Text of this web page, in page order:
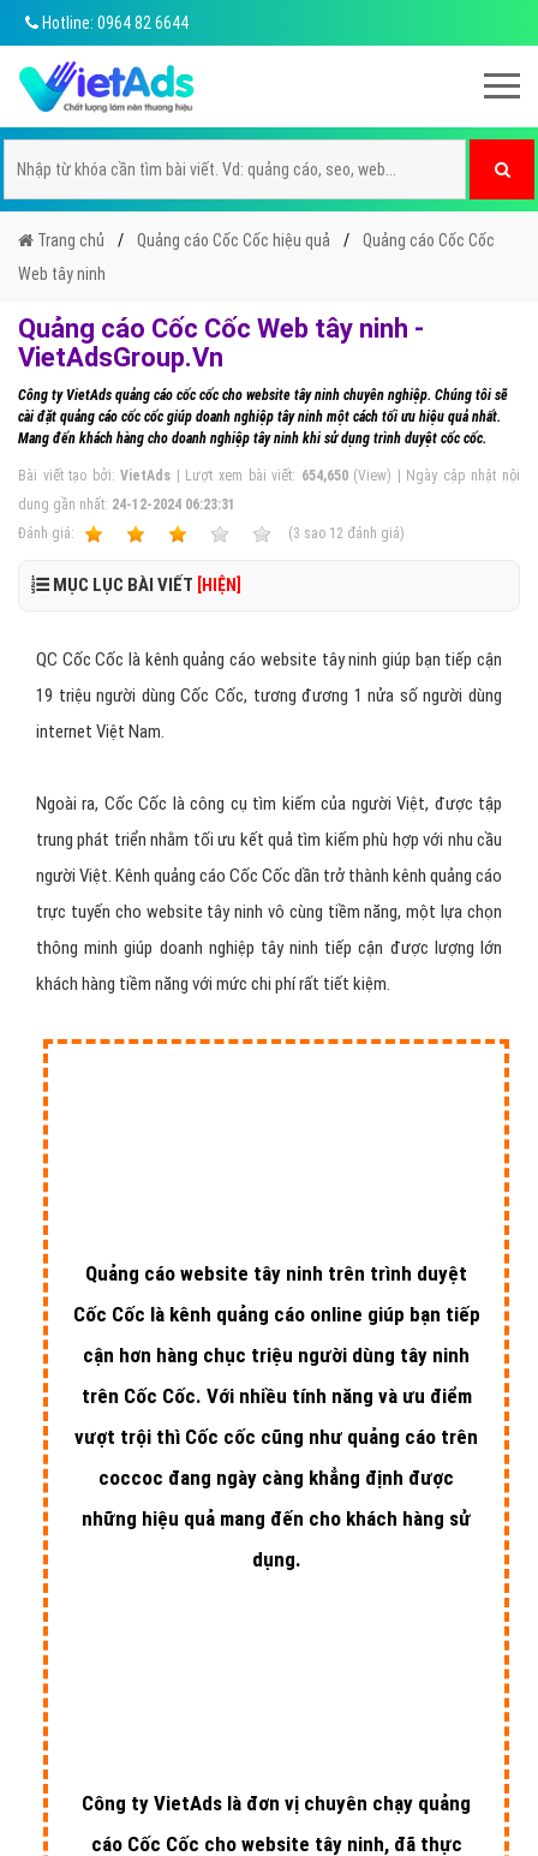
Hotline: 0964 82 6644
Trang chủ Quảng cáo Cốc Cốc hiệu quả
Quảng cáo Cốc Cốc
Web tây ninh
Quảng cáo Cốc Cốc Web tây ninh -
VietAdsGroup.Vn
Công ty VietAds quảng cáo cốc cốc cho website tây ninh chuyên nghiệp. Chúng tôi sẽ
cài đặt quảng cáo cốc cốc giúp doanh nghiệp tây ninh một cách tối ưu hiệu quả nhất.
Mang đến khách hàng cho doanh nghiệp tây ninh khi sử dụng trình duyệt cốc cốc.
Bài viết tạo bởi:VietAds | Lượt xem bài viết: 654,650(View) | Ngày cập nhật nội
dung gần nhất: 24-12-2024 06:23:31
Ðánh giá:
(3 sao 12 đánh giá)
MỤC LỤC BÀI VIẾT [HIỆN]
QC Cốc Cốc là kênh quảng cáo website tây ninh giúp bạn tiếp cận
19 triệu người dùng Cốc Cốc, tương đương 1 nửa số người dùng
internet Việt Nam.
Ngoài ra, Cốc Cốc là công cụ tìm kiếm của người Việt, được tập
trung phát triển nhằm tối ưu kết quả tìm kiếm phù hợp với nhu cầu
người Việt. Kênh quảng cáo Cốc Cốc dần trở thành kênh quảng cáo
trực tuyến cho website tây ninh vô cùng tiềm năng, một lựa chọn
thông minh giúp doanh nghiệp tây ninh tiếp cận được lượng lớn
khách hàng tiềm năng với mức chi phí rất tiết kiệm.
Quảng cáo website tây ninh trên trình duyệt
Cốc Cốc là kênh quảng cáo online giúp bạn tiếp
cận hơn hàng chục triệu người dùng tây ninh
trên Cốc Cốc. Với nhiều tính năng và ưu điểm
vượt trội thì Cốc cốc cũng như quảng cáo trên
coccoc đang ngày càng khẳng định được
những hiệu quả mang đến cho khách hàng sử